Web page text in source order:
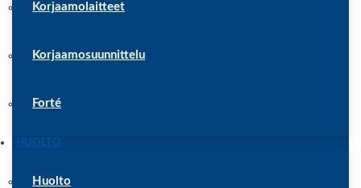
Korjaamolaitteet
Korjaamosuunnittelu
Forté
HUOLTO
Huolto